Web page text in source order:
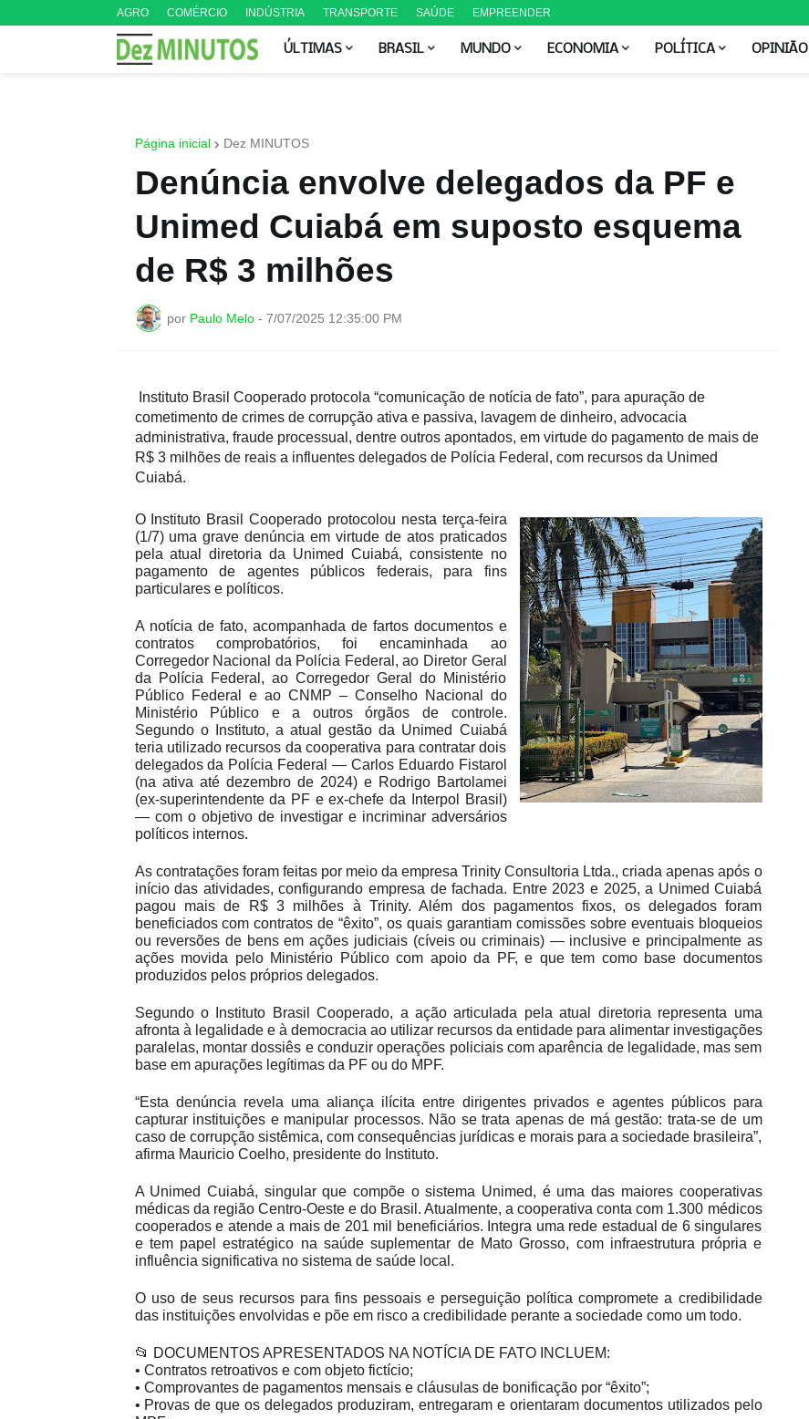
AGRO COMÉRCIO INDÚSTRIA TRANSPORTE SAÚDE EMPREENDER
ÚLTIMAS BRASIL MUNDO ECONOMIA POLÍTICA OPINIÃO
Página inicial Dez MINUTOS
Denúncia envolve delegados da PF e
Unimed Cuiabá em suposto esquema
de R$ 3 milhões
por Paulo Melo - 7/07/2025 12:35:00 PM
Instituto Brasil Cooperado protocola “comunicação de notícia de fato”, para apuração de
cometimento de crimes de corrupção ativa e passiva, lavagem de dinheiro, advocacia
administrativa, fraude processual, dentre outros apontados, em virtude do pagamento de mais de
R$ 3 milhões de reais a influentes delegados de Polícia Federal, com recursos da Unimed
Cuiabá.
O Instituto Brasil Cooperado protocolou nesta terça-feira
(1/7) uma grave denúncia em virtude de atos praticados
pela atual diretoria da Unimed Cuiabá, consistente no
pagamento de agentes públicos federais, para fins
particulares e políticos.
A notícia de fato, acompanhada de fartos documentos e
contratos comprobatórios, foi encaminhada ao
Corregedor Nacional da Polícia Federal, ao Diretor Geral
da Polícia Federal, ao Corregedor Geral do Ministério
Público Federal e ao CNMP – Conselho Nacional do
Ministério Público e a outros órgãos de controle.
Segundo o Instituto, a atual gestão da Unimed Cuiabá
teria utilizado recursos da cooperativa para contratar dois
delegados da Polícia Federal — Carlos Eduardo Fistarol
(na ativa até dezembro de 2024) e Rodrigo Bartolamei
(ex-superintendente da PF e ex-chefe da Interpol Brasil)
— com o objetivo de investigar e incriminar adversários
políticos internos.
As contratações foram feitas por meio da empresa Trinity Consultoria Ltda., criada apenas após o
início das atividades, configurando empresa de fachada. Entre 2023 e 2025, a Unimed Cuiabá
pagou mais de R$ 3 milhões à Trinity. Além dos pagamentos fixos, os delegados foram
beneficiados com contratos de “êxito”, os quais garantiam comissões sobre eventuais bloqueios
ou reversões de bens em ações judiciais (cíveis ou criminais) — inclusive e principalmente as
ações movida pelo Ministério Público com apoio da PF, e que tem como base documentos
produzidos pelos próprios delegados.
Segundo o Instituto Brasil Cooperado, a ação articulada pela atual diretoria representa uma
afronta à legalidade e à democracia ao utilizar recursos da entidade para alimentar investigações
paralelas, montar dossiês e conduzir operações policiais com aparência de legalidade, mas sem
base em apurações legítimas da PF ou do MPF.
“Esta denúncia revela uma aliança ilícita entre dirigentes privados e agentes públicos para
capturar instituições e manipular processos. Não se trata apenas de má gestão: trata-se de um
caso de corrupção sistêmica, com consequências jurídicas e morais para a sociedade brasileira”,
afirma Mauricio Coelho, presidente do Instituto.
A Unimed Cuiabá, singular que compõe o sistema Unimed, é uma das maiores cooperativas
médicas da região Centro-Oeste e do Brasil. Atualmente, a cooperativa conta com 1.300 médicos
cooperados e atende a mais de 201 mil beneficiários. Integra uma rede estadual de 6 singulares
e tem papel estratégico na saúde suplementar de Mato Grosso, com infraestrutura própria e
influência significativa no sistema de saúde local.
O uso de seus recursos para fins pessoais e perseguição política compromete a credibilidade
das instituições envolvidas e põe em risco a credibilidade perante a sociedade como um todo.
📂 DOCUMENTOS APRESENTADOS NA NOTÍCIA DE FATO INCLUEM:
• Contratos retroativos e com objeto fictício;
• Comprovantes de pagamentos mensais e cláusulas de bonificação por “êxito”;
• Provas de que os delegados produziram, entregaram e orientaram documentos utilizados pelo